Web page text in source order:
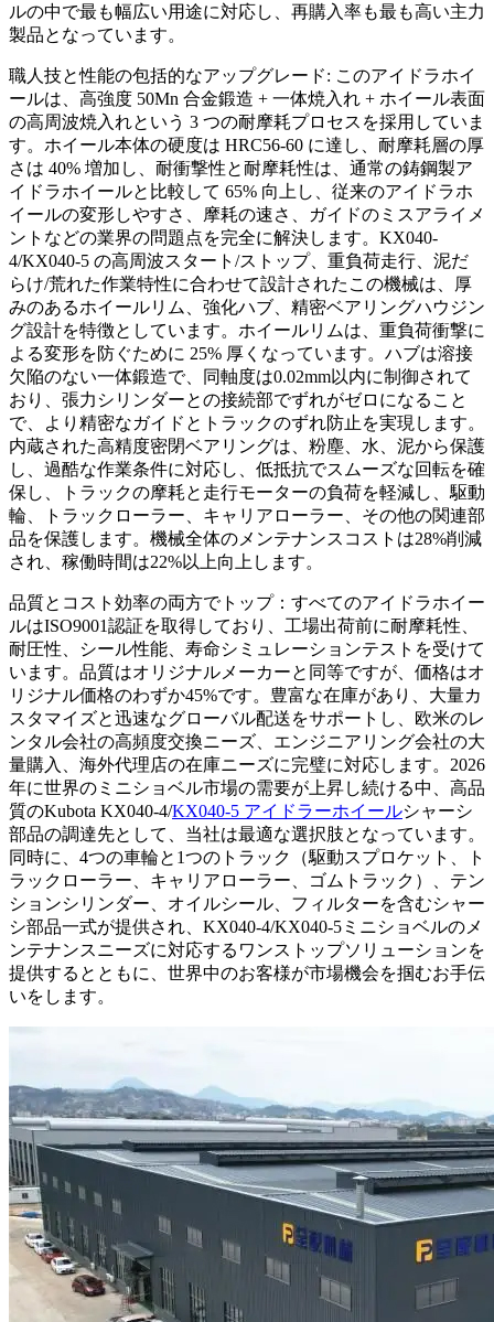
ルの中で最も幅広い用途に対応し、再購入率も最も高い主力
製品となっています。
職人技と性能の包括的なアップグレード: このアイドラホイ
ールは、高強度 50Mn 合金鍛造 + 一体焼入れ + ホイール表面
の高周波焼入れという 3 つの耐摩耗プロセスを採用していま
す。ホイール本体の硬度は HRC56-60 に達し、耐摩耗層の厚
さは 40% 増加し、耐衝撃性と耐摩耗性は、通常の鋳鋼製ア
イドラホイールと比較して 65% 向上し、従来のアイドラホ
イールの変形しやすさ、摩耗の速さ、ガイドのミスアライメ
ントなどの業界の問題点を完全に解決します。KX040-
4/KX040-5 の高周波スタート/ストップ、重負荷走行、泥だ
らけ/荒れた作業特性に合わせて設計されたこの機械は、厚
みのあるホイールリム、強化ハブ、精密ベアリングハウジン
グ設計を特徴としています。ホイールリムは、重負荷衝撃に
よる変形を防ぐために 25% 厚くなっています。ハブは溶接
欠陥のない一体鍛造で、同軸度は0.02mm以内に制御されて
おり、張力シリンダーとの接続部でずれがゼロになること
で、より精密なガイドとトラックのずれ防止を実現します。
内蔵された高精度密閉ベアリングは、粉塵、水、泥から保護
し、過酷な作業条件に対応し、低抵抗でスムーズな回転を確
保し、トラックの摩耗と走行モーターの負荷を軽減し、駆動
輪、トラックローラー、キャリアローラー、その他の関連部
品を保護します。機械全体のメンテナンスコストは28%削減
され、稼働時間は22%以上向上します。
品質とコスト効率の両方でトップ：すべてのアイドラホイー
ルはISO9001認証を取得しており、工場出荷前に耐摩耗性、
耐圧性、シール性能、寿命シミュレーションテストを受けて
います。品質はオリジナルメーカーと同等ですが、価格はオ
リジナル価格のわずか45%です。豊富な在庫があり、大量カ
スタマイズと迅速なグローバル配送をサポートし、欧米のレ
ンタル会社の高頻度交換ニーズ、エンジニアリング会社の大
量購入、海外代理店の在庫ニーズに完璧に対応します。2026
年に世界のミニショベル市場の需要が上昇し続ける中、高品
質のKubota KX040-4/KX040-5 アイドラーホイールシャーシ
部品の調達先として、当社は最適な選択肢となっています。
同時に、4つの車輪と1つのトラック（駆動スプロケット、ト
ラックローラー、キャリアローラー、ゴムトラック）、テン
ションシリンダー、オイルシール、フィルターを含むシャー
シ部品一式が提供され、KX040-4/KX040-5ミニショベルのメ
ンテナンスニーズに対応するワンストップソリューションを
提供するとともに、世界中のお客様が市場機会を掴むお手伝
いをします。